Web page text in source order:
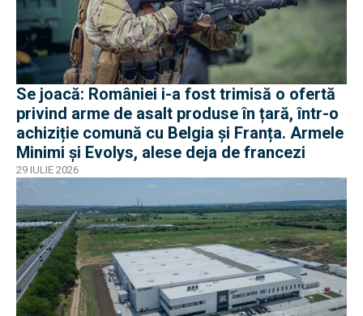
Se joacă: României i-a fost trimisă o ofertă
privind arme de asalt produse în țară, într-o
achiziție comună cu Belgia și Franța. Armele
Minimi și Evolys, alese deja de francezi
29 IULIE 2026